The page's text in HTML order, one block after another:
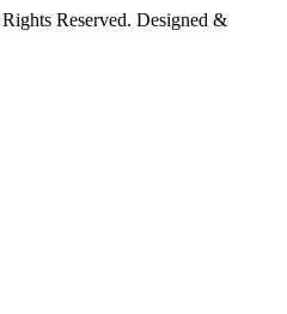
Reserved. Designed &